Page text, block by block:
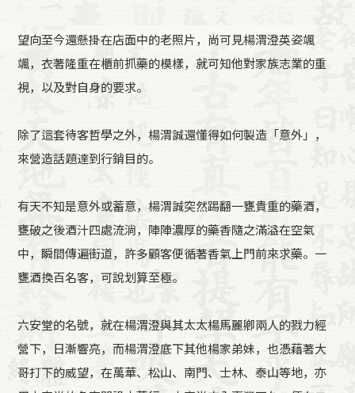
望向至今還懸掛在店面中的老照片，尚可見楊渭澄英姿颯
颯，衣著隆重在櫃前抓藥的模樣，就可知他對家族志業的重
視，以及對自身的要求。
除了這套待客哲學之外，楊渭誠還懂得如何製造「意外」，
來營造話題達到行銷目的。
有天不知是意外或蓄意，楊渭誠突然踢翻一甕貴重的藥酒，
甕破之後酒汁四處流淌，陣陣濃厚的藥香隨之滿溢在空氣
中，瞬間傳遍街道，許多顧客便循著香氣上門前來求藥。一
甕酒換百名客，可說划算至極。
六安堂的名號，就在楊渭澄與其太太楊馬麗卿兩人的戮力經
營下，日漸響亮，而楊渭澄底下其他楊家弟妹，也憑藉著大
哥打下的威望，在萬華、松山、南門、士林、泰山等地，亦